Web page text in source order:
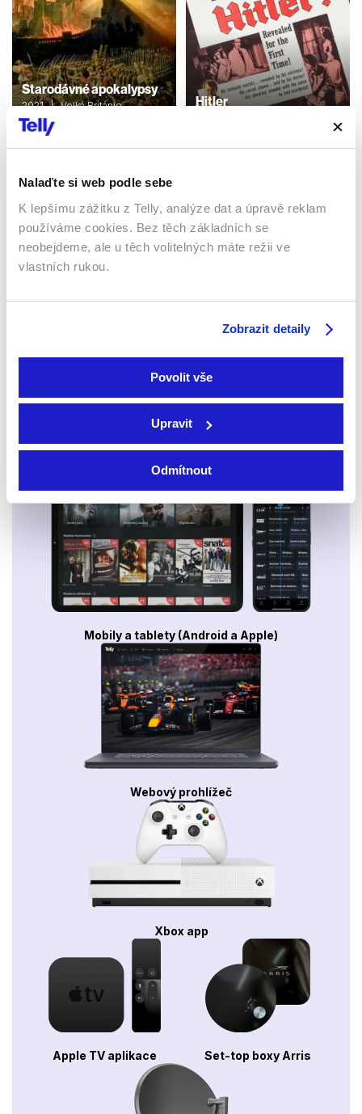
Nalaďte si web podle sebe
K lepšímu zážitku z Telly, analýze dat a úpravě reklam
používáme cookies. Bez těch základních se
neobejdeme, ale u těch volitelných máte režii ve
vlastních rukou.
Zobrazit detaily
Povolit vše
Upravit
Odmítnout
Starodávné apokalypsy
2021 | Velká Británie,
Německo | 50 min
Dokumenty / Historický
Hitler
Sledujte kdekoliv až na 6 zařízeních
Sledovat internetovou televizi jde odkudkoliv
po celé EU, a to až na 6 zařízeních.
Smart TV - Android, Google, Samsung, LG, VIDAA
Mobily a tablety (Android a Apple)
Webový prohlížeč
Xbox app
Apple TV aplikace Set-top boxy Arris